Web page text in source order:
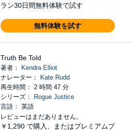
ラン30日間無料体験で試す
無料体験を試す
Truth Be Told
著者：
Kendra Elliot
ナレーター：
Kate Rudd
再生時間： 2 時間 47 分
シリーズ：
Rogue Justice
言語： 英語
レビューはまだありません。
￥1,290 で購入、またはプレミアムプ